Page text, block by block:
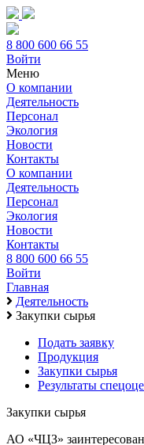
8 800 600 66 55
Войти
Меню
О компании
Деятельность
Персонал
Экология
Новости
Контакты
О компании
Деятельность
Персонал
Экология
Новости
Контакты
8 800 600 66 55
Войти
Главная
Деятельность
Закупки сырья
Подать заявку
Продукция
Закупки сырья
Результаты
Закупки сырья
АО «ЧЦЗ»